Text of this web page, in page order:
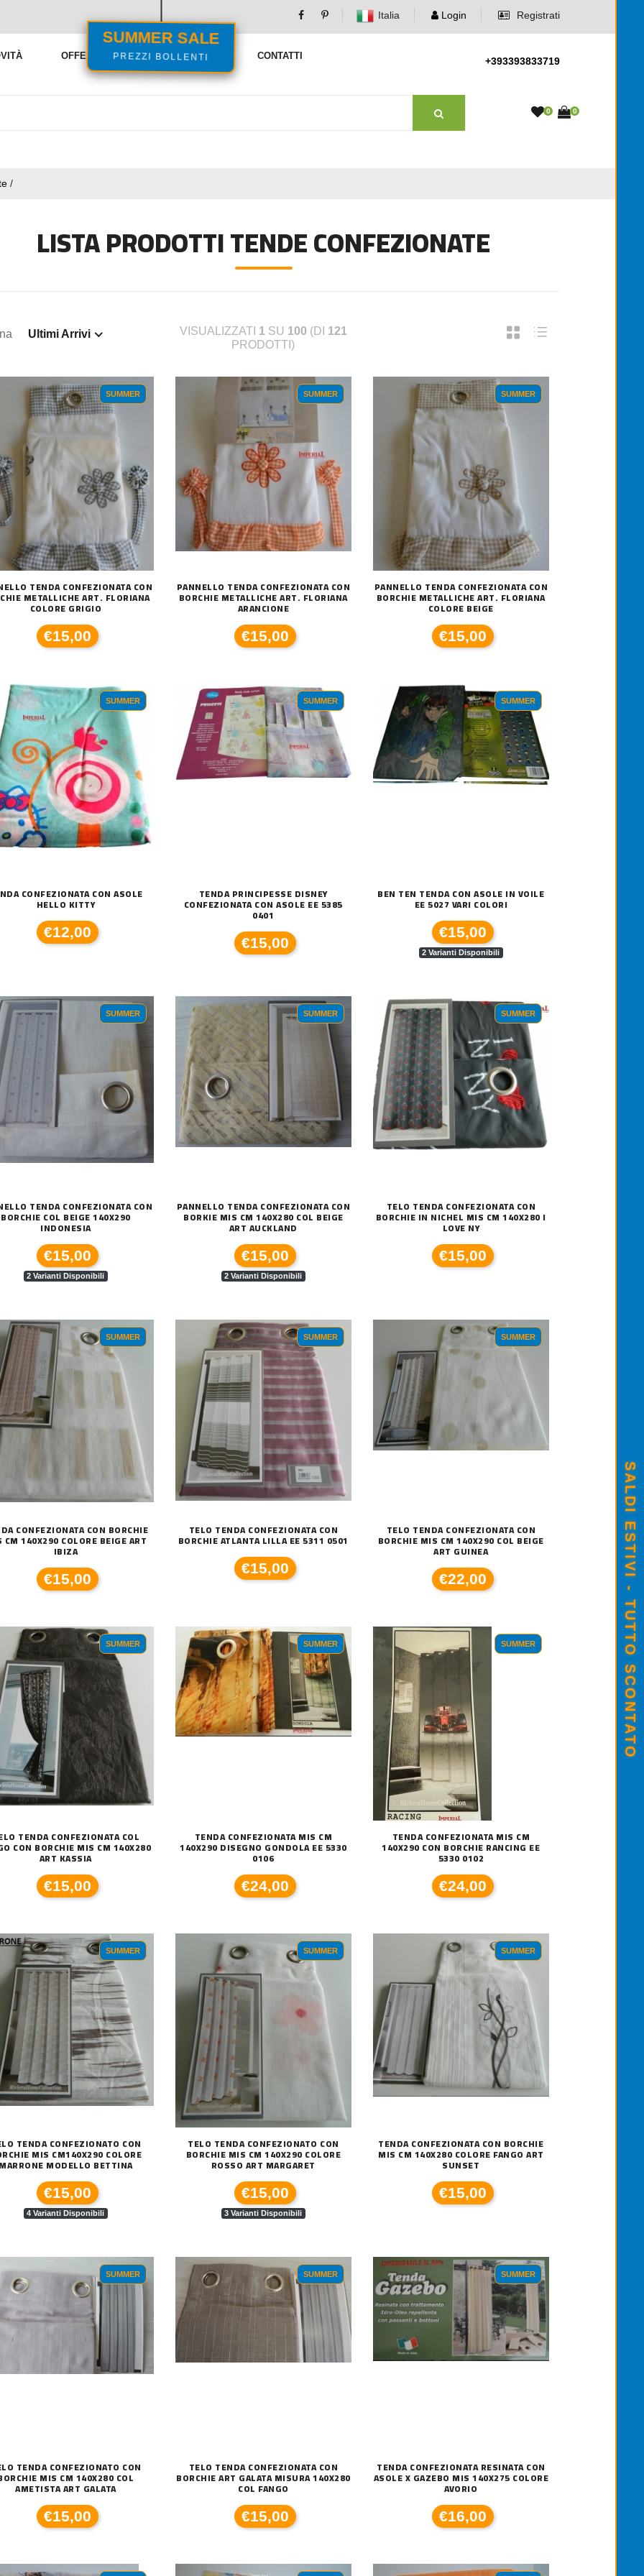
SUMMER SALE
PREZZI BOLLENTI
Italia Login Registrati
OFFERTE VENDITE FLASH CONTATTI +393393833719
0 0
/
LISTA PRODOTTI TENDE CONFEZIONATE
Ultimi Arrivi VISUALIZZATI 1 SU 100 (DI 121
PRODOTTI)
SUMMER
TENDA CONFEZIONATA CON
METALLICHE ART. FLORIANA
COLORE GRIGIO
€15,00
SUMMER
PANNELLO TENDA CONFEZIONATA CON
BORCHIE METALLICHE ART. FLORIANA
ARANCIONE
€15,00
SUMMER
PANNELLO TENDA CONFEZIONATA CON
BORCHIE METALLICHE ART. FLORIANA
COLORE BEIGE
€15,00
SUMMER
CONFEZIONATA CON ASOLE
HELLO KITTY
€12,00
SUMMER
TENDA PRINCIPESSE DISNEY
CONFEZIONATA CON ASOLE EE 5385
0401
€15,00
SUMMER
BEN TEN TENDA CON ASOLE IN VOILE
EE 5027 VARI COLORI
€15,00
2 Varianti Disponibili
SUMMER
TENDA CONFEZIONATA CON
BORCHIE COL BEIGE 140X290
INDONESIA
€15,00
2 Varianti Disponibili
SUMMER
PANNELLO TENDA CONFEZIONATA CON
BORKIE MIS CM 140X280 COL BEIGE
ART AUCKLAND
€15,00
2 Varianti Disponibili
SUMMER
TELO TENDA CONFEZIONATA CON
BORCHIE IN NICHEL MIS CM 140X280 I
LOVE NY
€15,00
SUMMER
CONFEZIONATA CON BORCHIE
CM 140X290 COLORE BEIGE ART
IBIZA
€15,00
SUMMER
TELO TENDA CONFEZIONATA CON
BORCHIE ATLANTA LILLA EE 5311 0501
€15,00
SUMMER
TELO TENDA CONFEZIONATA CON
BORCHIE MIS CM 140X290 COL BEIGE
ART GUINEA
€22,00
SUMMER
TENDA CONFEZIONATA COL
CON BORCHIE MIS CM 140X280
ART KASSIA
€15,00
SUMMER
TENDA CONFEZIONATA MIS CM
140X290 DISEGNO GONDOLA EE 5330
0106
€24,00
SUMMER
TENDA CONFEZIONATA MIS CM
140X290 CON BORCHIE RANCING EE
5330 0102
€24,00
SUMMER
TENDA CONFEZIONATO CON
MIS CM140X290 COLORE
MODELLO BETTINA
€15,00
4 Varianti Disponibili
SUMMER
TELO TENDA CONFEZIONATO CON
BORCHIE MIS CM 140X290 COLORE
ROSSO ART MARGARET
€15,00
3 Varianti Disponibili
SUMMER
TENDA CONFEZIONATA CON BORCHIE
MIS CM 140X280 COLORE FANGO ART
SUNSET
€15,00
SUMMER
TENDA CONFEZIONATO CON
MIS CM 140X280 COL
AMETISTA ART GALATA
€15,00
SUMMER
TELO TENDA CONFEZIONATA CON
BORCHIE ART GALATA MISURA 140X280
COL FANGO
€15,00
SUMMER
TENDA CONFEZIONATA RESINATA CON
ASOLE X GAZEBO MIS 140X275 COLORE
AVORIO
€16,00
SALDI ESTIVI - TUTTO SCONTATO